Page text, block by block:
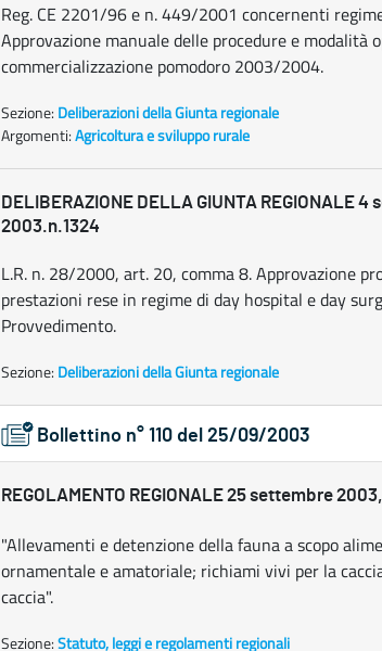
Reg. CE 2201/96 e n. 449/2001 concernenti
Approvazione manuale delle procedure e modalità
commercializzazione pomodoro 2003/2004.
Sezione: Deliberazioni della Giunta regionale
Argomenti:Agricoltura e sviluppo rurale
DELIBERAZIONE DELLA GIUNTA REGIONALE 4
2003.n.1324
L.R. n. 28/2000, art. 20, comma 8. Approvazione
prestazioni rese in regime di day hospital e day
Provvedimento.
Sezione: Deliberazioni della Giunta regionale
Bollettino n° 110 del 25/09/2003
REGOLAMENTO REGIONALE 25 settembre 2003,
"Allevamenti e detenzione della fauna a scopo
ornamentale e amatoriale; richiami vivi per la
caccia".
Sezione:Statuto, leggi e regolamenti regionali